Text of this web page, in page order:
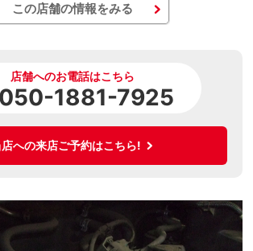
この店舗の情報をみる
店舗へのお電話はこちら
050-1881-7925
店への来店ご予約はこちら!